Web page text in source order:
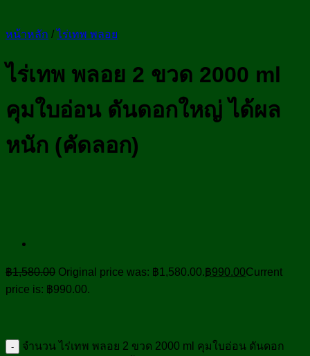
หน้าหลัก / ไร่เทพ พลอย
ไร่เทพ พลอย 2 ขวด 2000 ml
คุมใบอ่อน ดันดอกใหญ่ ได้ผล
หนัก (คัดลอก)
฿1,580.00 Original price was: ฿1,580.00.฿990.00Current
price is: ฿990.00.
จำนวน ไร่เทพ พลอย 2 ขวด 2000 ml คุมใบอ่อน ดันดอก